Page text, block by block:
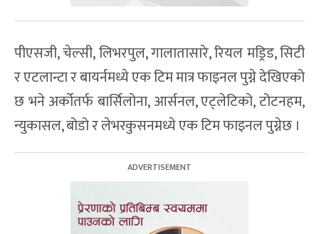
पीएसजी, चेल्सी, लिभरपुल, गालातासारे, रियल मड्रिड, सिटी
र एटलान्टा र बायर्नमध्ये एक टिम मात्र फाइनल पुग्ने देखिएको
छ भने अर्कोतर्फ बार्सिलोना, आर्सनल, एट्लेटिको, टोटनहम,
न्युकासल, बोडो र लेभरकुसनमध्ये एक टिम फाइनल पुग्नेछ ।